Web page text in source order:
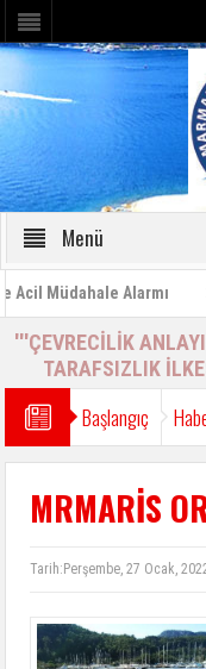
Menü
Müdahale Alarmı
'''ÇEVRECİLİK
TARAFSIZLIK
Başlangıç
MRMARİS
Tarih:Perşembe, 27 Ocak,